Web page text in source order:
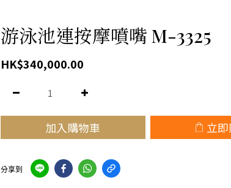
游泳池連按摩噴嘴 M-3325
HK$340,000.00
加入購物車 立
分享到